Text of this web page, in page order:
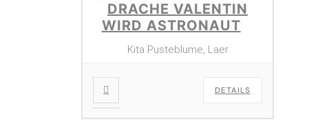
DRACHE VALENTIN
WIRD ASTRONAUT
Kita Pusteblume, Laer
DETAILS